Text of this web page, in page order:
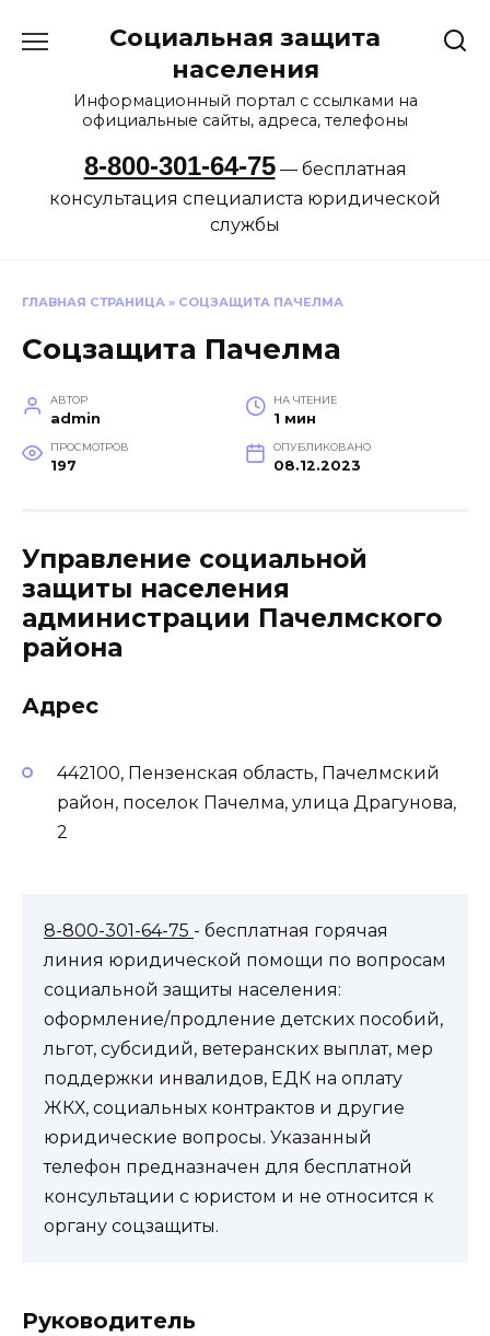
Социальная защита
населения
Информационный портал с ссылками на
официальные сайты, адреса, телефоны
8-800-301-64-75— бесплатная
консультация специалиста юридической
службы
ГЛАВНАЯ СТРАНИЦА » СОЦЗАЩИТА ПАЧЕЛМА
Соцзащита Пачелма
АВТОР
admin
НА ЧТЕНИЕ
1 мин
ПРОСМОТРОВ
197
ОПУБЛИКОВАНО
08.12.2023
Управление социальной
защиты населения
администрации Пачелмского
района
Адрес
442100, Пензенская область, Пачелмский
район, поселок Пачелма, улица Драгунова,
2
8-800-301-64-75 - бесплатная горячая
линия юридической помощи по вопросам
социальной защиты населения:
оформление/продление детских пособий,
льгот, субсидий, ветеранских выплат, мер
поддержки инвалидов, ЕДК на оплату
ЖКХ, социальных контрактов и другие
юридические вопросы. Указанный
телефон предназначен для бесплатной
консультации с юристом и не относится к
органу соцзащиты.
Руководитель